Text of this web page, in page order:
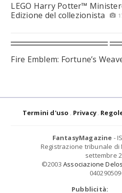
LEGO Harry Potter™
Edizione del collezionista
Fire Emblem: Fortune’s
Termini d'uso Privacy
FantasyMagazine -
Registrazione tribunale di
settembre
©2003 Associazione
Pubblicità: